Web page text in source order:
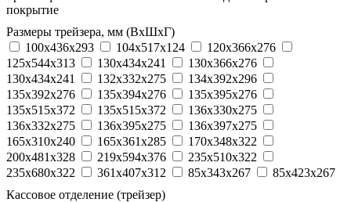
покрытие
Размеры трейзера, мм (ВхШхГ)
100x436x293
104х517х124
120x366x276
125x544x313
130x434x241
130х366х276
130х434х241
132x332x275
134x392x296
135x392x276
135x394x276
135x395x276
135x515x372
135х515х372
136x330x275
136x332x275
136x395x275
136x397x275
165x310x240
165x361x285
170x348x322
200x481x328
219x594x376
235x510x322
235x680x322
361x407x312 85x343x267
85x423x267
Кассовое отделение (трейзер)